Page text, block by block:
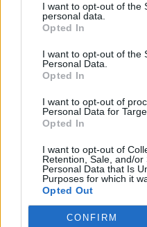
I want to opt-out of the
personal data.
Opted In
I want to opt-out of the
Personal Data.
Opted In
I want to opt-out of
Personal Data for
Opted In
I want to opt-out of
Retention, Sale, and/or
Personal Data that Is
Purposes for which it
Opted Out
CONFIRM
proporcionar unas
saludables para la
nuestras actividades,
participación de
seguridad y salud.
Asimismo, el Sistema
un compromiso de mejora
GUAGUAS MUNICIPALES
patrimonio, con sus
momento por el
Las Palmas de Gran